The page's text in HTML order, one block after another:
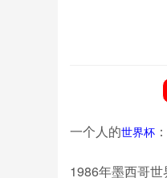
一个人的世界杯
1986年墨西哥